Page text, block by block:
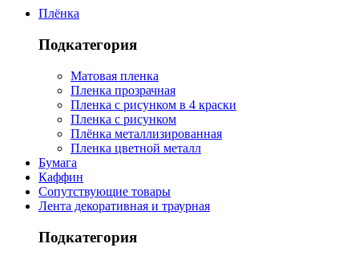
Плёнка
Подкатегория
Матовая пленка
Пленка прозрачная
Пленка с рисунком в 4 краски
Пленка с рисунком
Плёнка металлизированная
Пленка цветной металл
Бумага
Каффин
Сопутствующие товары
Лента декоративная и траурная
Подкатегория